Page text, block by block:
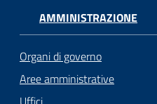
AMMINISTRAZIONE
Organi di governo
Aree amministrative